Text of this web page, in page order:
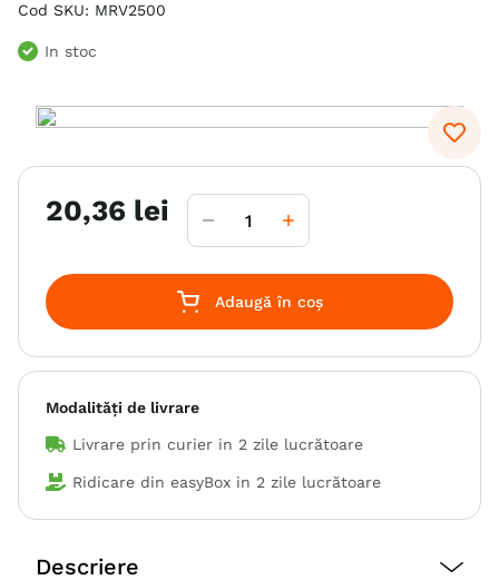
6. hrana uscata câini
recompense caini
brit caini
Cod SKU: MRV2500
In stoc
20,36 lei
Adaugă în coș
Modalități de livrare
Livrare prin curier in 2 zile lucrătoare
Ridicare din easyBox in 2 zile lucrătoare
Descriere